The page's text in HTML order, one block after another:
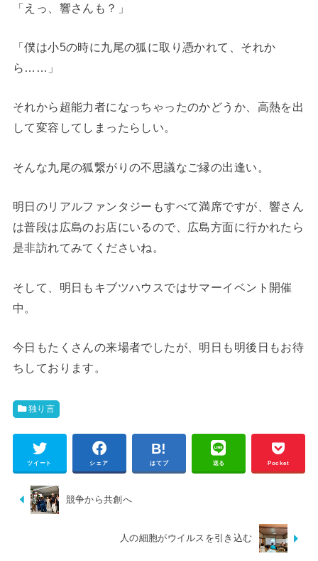
「えっ、響さんも？」
「僕は小5の時に九尾の狐に取り憑かれて、それか
ら……」
それから超能力者になっちゃったのかどうか、高熱を出
して変容してしまったらしい。
そんな九尾の狐繋がりの不思議なご縁の出逢い。
明日のリアルファンタジーもすべて満席ですが、響さん
は普段は広島のお店にいるので、広島方面に行かれたら
是非訪れてみてくださいね。
そして、明日もキブツハウスではサマーイベント開催
中。
今日もたくさんの来場者でしたが、明日も明後日もお待
ちしております。
独り言
ツイート シェア はてブ 送る Pocket
競争から共創へ
人の細胞がウイルスを引き込む